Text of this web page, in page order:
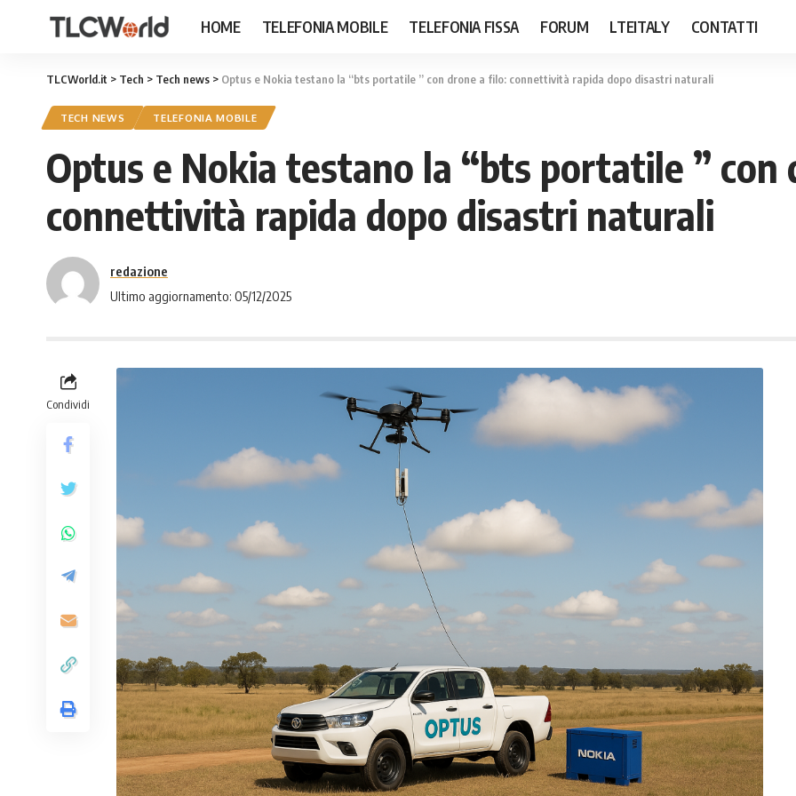
HOME TELEFONIA MOBILE TELEFONIA FISSA FORUM LTEITALY CONTATTI
TLCWorld.it > Tech > Tech news > Optus e Nokia testano la “bts portatile ” con drone a filo: connettività rapida dopo disastri naturali
TECH NEWS TELEFONIA MOBILE
Optus e Nokia testano la “bts portatile ” con
connettività rapida dopo disastri naturali
Ultimo aggiornamento: 05/12/2025
redazione
Condividi